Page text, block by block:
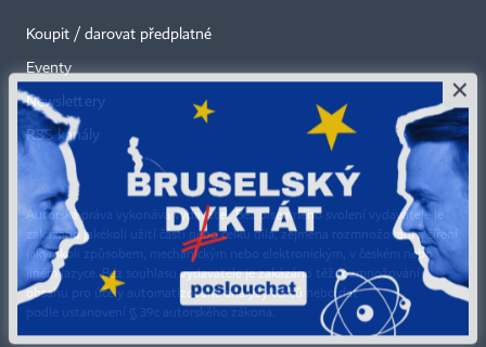
Koupit / darovat předplatné
Eventy
Newslettery
RSS kanály
Autorská práva vykonává vydavatel. Bez písemného svolení vydavatele je
zakázáno jakékoli užití částí nebo celku díla, zejména rozmnožování a šíření
jakýmkoli způsobem, mechanickým nebo elektronickým, v českém nebo
jiném jazyce. Bez souhlasu vydavatele je zakázáno též rozmnožování
obsahu pro účely automatizované analýzy textů nebo dat
podle ustanovení § 39c autorského zákona.
×